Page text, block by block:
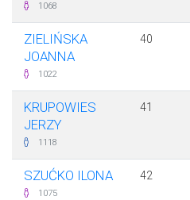
1068
ZIELIŃSKA
JOANNA
1022
40
KRUPOWIES
JERZY
1118
41
SZUĆKO ILONA
1075
42